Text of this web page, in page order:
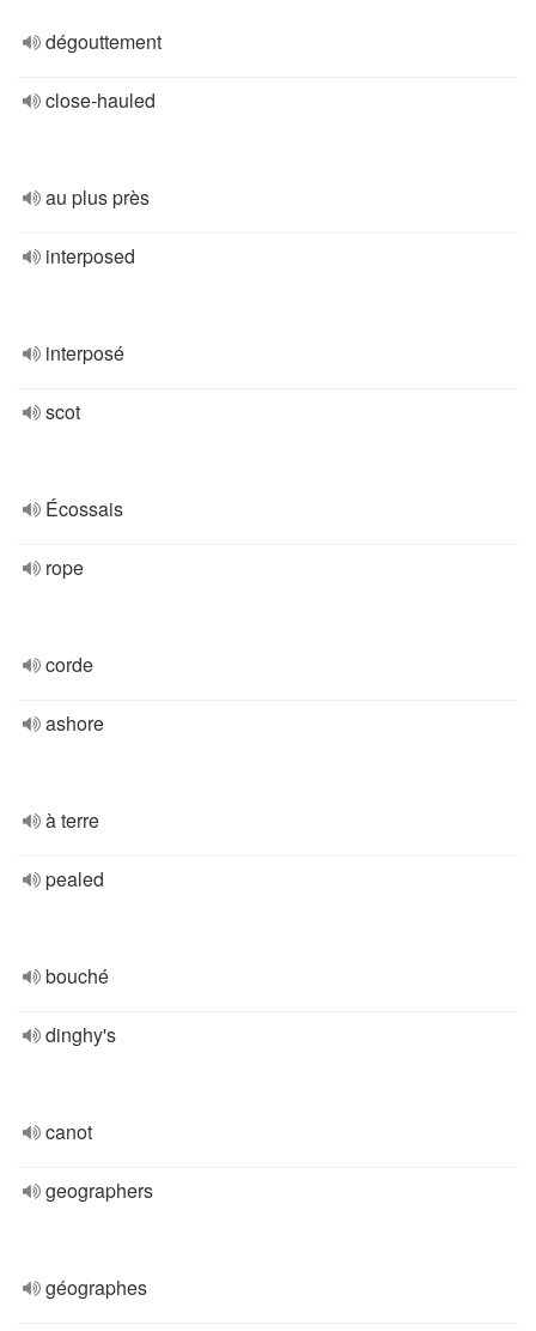
dégouttement
close-hauled
au plus près
interposed
interposé
scot
Écossais
rope
corde
ashore
à terre
pealed
bouché
dinghy's
canot
geographers
géographes